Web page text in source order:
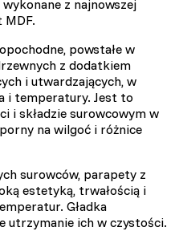
z najnowszej
MDF.
powstałe w
z dodatkiem
i utwardzających, w
i temperatury. Jest to
i składzie surowcowym w
na wilgoć i różnice
surowców, parapety z
estetyką, trwałością i
Gładka
utrzymanie ich w czystości.